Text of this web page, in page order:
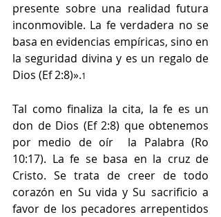
presente sobre una realidad futura
inconmovible. La fe verdadera no se
basa en evidencias empíricas, sino en
la seguridad divina y es un regalo de
Dios (Ef 2:8)».1
Tal como finaliza la cita, la fe es un
don de Dios (Ef 2:8) que obtenemos
por medio de oír  la Palabra (Ro
10:17). La fe se basa en la cruz de
Cristo. Se trata de creer de todo
corazón en Su vida y Su sacrificio a
favor de los pecadores arrepentidos